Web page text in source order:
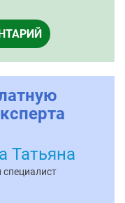
Татьяна